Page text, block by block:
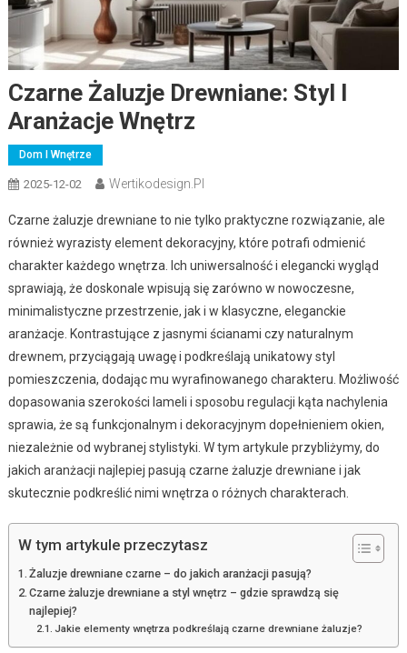
Czarne Żaluzje Drewniane: Styl I
Aranżacje Wnętrz
Dom I Wnętrze
2025-12-02 Wertikodesign.pl
Czarne żaluzje drewniane to nie tylko praktyczne rozwiązanie, ale
również wyrazisty element dekoracyjny, które potrafi odmienić
charakter każdego wnętrza. Ich uniwersalność i elegancki wygląd
sprawiają, że doskonale wpisują się zarówno w nowoczesne,
minimalistyczne przestrzenie, jak i w klasyczne, eleganckie
aranżacje. Kontrastujące z jasnymi ścianami czy naturalnym
drewnem, przyciągają uwagę i podkreślają unikatowy styl
pomieszczenia, dodając mu wyrafinowanego charakteru. Możliwość
dopasowania szerokości lameli i sposobu regulacji kąta nachylenia
sprawia, że są funkcjonalnym i dekoracyjnym dopełnieniem okien,
niezależnie od wybranej stylistyki. W tym artykule przybliżymy, do
jakich aranżacji najlepiej pasują czarne żaluzje drewniane i jak
skutecznie podkreślić nimi wnętrza o różnych charakterach.
W tym artykule przeczytasz
Żaluzje drewniane czarne – do jakich aranżacji pasują?
Czarne żaluzje drewniane a styl wnętrz – gdzie sprawdzą się
najlepiej?
Jakie elementy wnętrza podkreślają czarne drewniane żaluzje?